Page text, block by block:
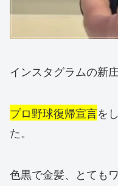
インスタグラムの新
プロ野球復帰宣言を
た。
色黒で金髪、とても